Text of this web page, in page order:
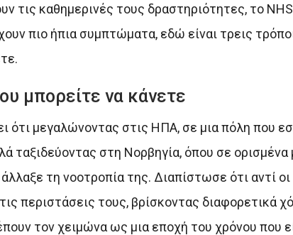
τις καθημερινές τους δραστηριότητες, το
πιο ήπια συμπτώματα, εδώ είναι τρεις
μπορείτε να κάνετε
ότι μεγαλώνοντας στις ΗΠΑ, σε μια πόλη που
ταξιδεύοντας στη Νορβηγία, όπου σε
τη νοοτροπία της. Διαπίστωσε ότι αντί
περιστάσεις τους, βρίσκοντας διαφορετικά
τον χειμώνα ως μια εποχή του χρόνου που